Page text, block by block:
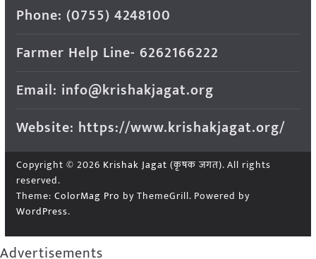
Phone: (0755) 4248100
Farmer Help Line- 6262166222
Email: info@krishakjagat.org
Website: https://www.krishakjagat.org/
Copyright © 2026 Krishak Jagat (कृषक जगत). All rights
reserved.
Theme: ColorMag Pro by ThemeGrill. Powered by
WordPress.
Advertisements